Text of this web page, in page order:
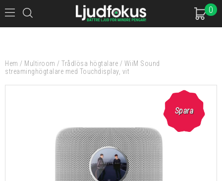
0
Hem / Multiroom / Trådlösa högtalare / WiiM Sound
streaminghögtalare med Touchdisplay, vit
Spara